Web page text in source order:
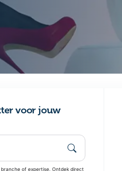
voor jouw
of expertise. Ontdek direct